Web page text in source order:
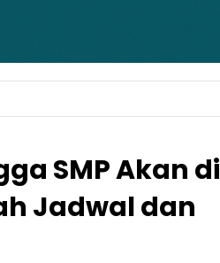
SMP Akan di
Jadwal dan